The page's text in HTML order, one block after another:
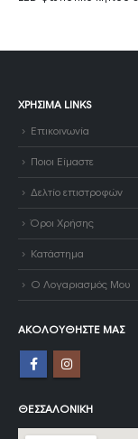
ΧΡΉΣΙΜΑ LINKS
Επικοινωνία
Ποιοι Είμαστε
Δελτίο επιστροφών
Όροι Χρήσης
Κατάστημα
Ο Λογαριασμός Μου
ΑΚΟΛΟΥΘΉΣΤΕ ΜΑΣ
ΘΕΣΣΑΛΟΝΊΚΗ